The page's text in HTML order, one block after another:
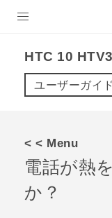
VIVE
VIVERSE
アプリ
サポート
HTC 10
ユーザーガイ
< < Menu
電話が熱
か？